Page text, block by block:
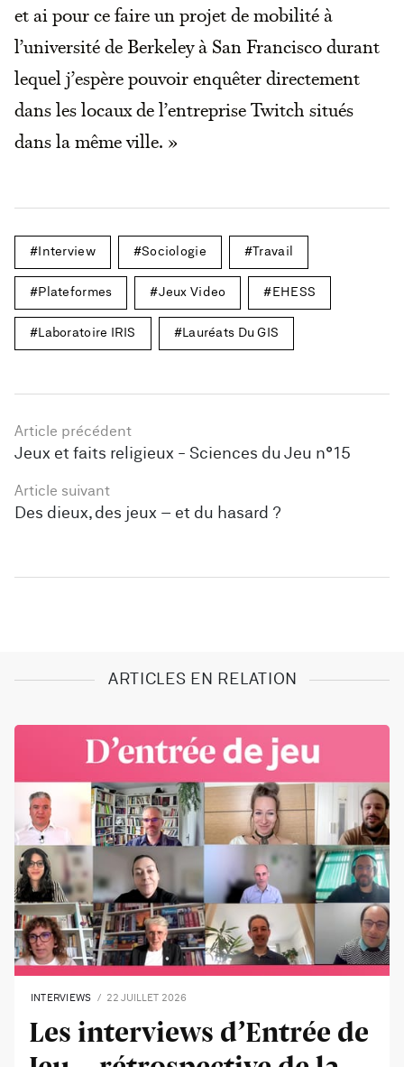
et ai pour ce faire un projet de mobilité à
l’université de Berkeley à San Francisco durant
lequel j’espère pouvoir enquêter directement
dans les locaux de l’entreprise Twitch situés
dans la même ville. »
Interview Sociologie Travail
Plateformes Jeux Video EHESS
Laboratoire IRIS Lauréats Du GIS
Article précédent
Jeux et faits religieux - Sciences du Jeu n°15
Article suivant
Des dieux, des jeux – et du hasard ?
ARTICLES EN RELATION
INTERVIEWS 22 JUILLET 2026
Les interviews d’Entrée de